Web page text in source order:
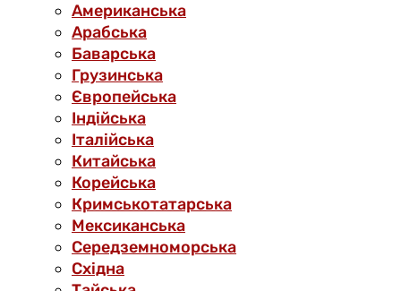
Американська
Арабська
Баварська
Грузинська
Європейська
Індійська
Італійська
Китайська
Корейська
Кримськотатарська
Мексиканська
Середземноморська
Східна